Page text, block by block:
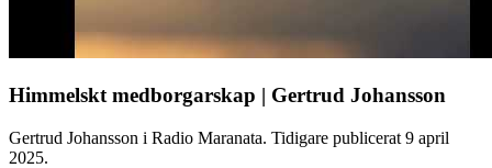
Himmelskt medborgarskap | Gertrud Johansson
Gertrud Johansson i Radio Maranata. Tidigare publicerat 9 april
2025.